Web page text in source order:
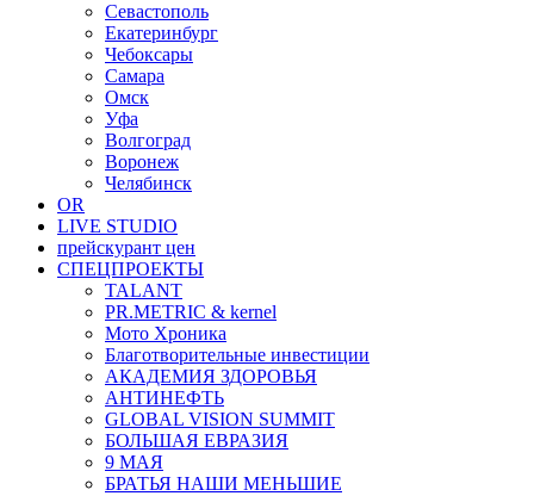
Севастополь
Екатеринбург
Чебоксары
Самара
Омск
Уфа
Волгоград
Воронеж
Челябинск
OR
LIVE STUDIO
прейскурант цен
СПЕЦПРОЕКТЫ
TALANT
PR.METRIC & kernel
Мото Хроника
Благотворительные инвестиции
АКАДЕМИЯ ЗДОРОВЬЯ
АНТИНЕФТЬ
GLOBAL VISION SUMMIT
БОЛЬШАЯ ЕВРАЗИЯ
9 МАЯ
БРАТЬЯ НАШИ МЕНЬШИЕ